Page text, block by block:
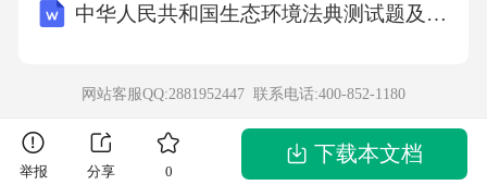
中华人民共和国生态环境法典测试题及答案
网站客服QQ:2881952447 联系电话:400-852-1180
举报 分享 0
下载本文档